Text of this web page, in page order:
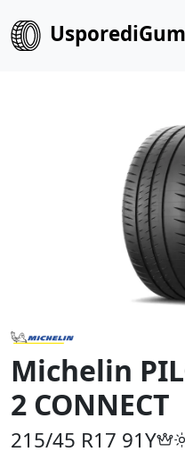
Michelin
2 CONNECT
215/45 R17 91Y